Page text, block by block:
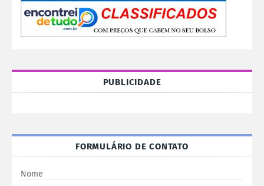
PUBLICIDADE
FORMULÁRIO DE CONTATO
Nome